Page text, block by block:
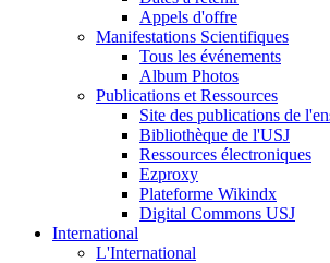
Appels d'offre
Manifestations Scientifiques
Tous les événements
Album Photos
Publications et Ressources
Site des publications de
Bibliothèque de l'USJ
Ressources électroniques
Ezproxy
Plateforme Wikindx
Digital Commons USJ
International
L'International